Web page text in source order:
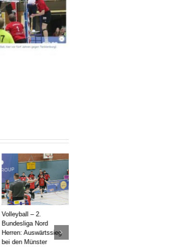
Volleyball – 2.
Bundesliga Nord
Herren: Vorberichte
zum Spiel bei den